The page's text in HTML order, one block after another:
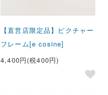
【直営店限定品】ピクチャー
フレーム[e cosine]
4,400円(税400円)